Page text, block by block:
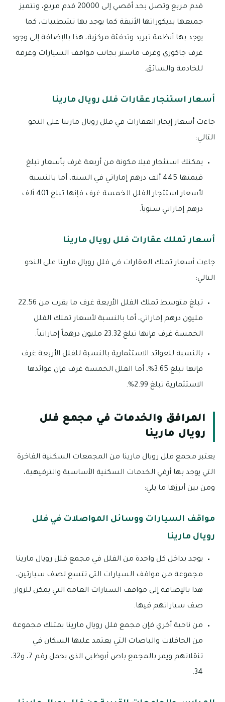
قدم مربع وتصل بحد أقصي إلى 20000 قدم مربع، وتتميز
جميعها بديكوراتها الأنيقة كما يوجد بها تشطيبات، كما
يوجد بها أنظمة تبريد وتدفئة مركزية، هذا بالإضافة إلى وجود
غرف جاكوزي وغرف ماستر بجانب مواقف السيارات وغرفة
للخادمة والسائق.
أسعار استئجار عقارات فلل رويال مارينا
جاءت أسعار إيجار العقارات في فلل رويال مارينا على النحو
التالي:
يمكنك استئجار فيلا مكونة من أربعة غرف بأسعار تبلغ
قيمتها 445 ألف درهم إماراتي في السنة، أما بالنسبة
لأسعار استئجار الفلل الخمسة غرف فإنها تبلغ 401 ألف
درهم إماراتي سنوياً.
أسعار تملك عقارات فلل رويال مارينا
جاءت أسعار تملك العقارات في فلل رويال مارينا على النحو
التالي:
تبلغ متوسط تملك الفلل الأربعة غرف ما يقرب من 22.56
مليون درهم إماراتي، أما بالنسبة لأسعار تملك الفلل
الخمسة غرف فإنها تبلغ 23.32 مليون درهماً إماراتياً.
بالنسبة للعوائد الاستثمارية بالنسبة للفلل الأربعة غرف
فإنها تبلغ 3.65%، أما الفلل الخمسة غرف فإن عوائدها
الاستثمارية تبلغ 2.99%.
المرافق والخدمات في مجمع فلل
رويال مارينا
يعتبر مجمع فلل رويال مارينا من المجمعات السكنية الفاخرة
التي يوجد بها أرقي الخدمات السكنية الأساسية والترفيهية،
ومن بين أبرزها ما يلي:
مواقف السيارات ووسائل المواصلات في فلل
رويال مارينا
يوجد بداخل كل واحدة من الفلل في مجمع فلل رويال مارينا
مجموعة من مواقف السيارات التي تتسع لصف سيارتين،
هذا بالإضافة إلى مواقف السيارات العامة التي يمكن للزوار
صف سياراتهم فيها.
من ناحية أخري فإن مجمع فلل رويال مارينا يمتلك مجموعة
من الحافلات والباصات التي يعتمد عليها السكان في
تنقلاتهم ويمر بالمجمع باص أبوظبي الذي يحمل رقم 7، و32،
34.